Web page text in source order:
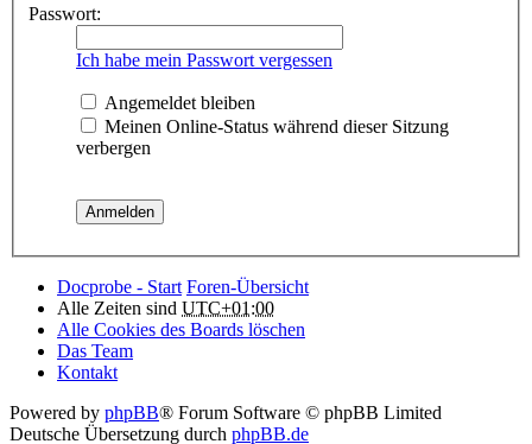
Passwort:
Ich habe mein Passwort vergessen
Angemeldet bleiben
Meinen Online-Status während dieser Sitzung
verbergen
Docprobe - Start Foren-Übersicht
Alle Zeiten sind UTC+01:00
Alle Cookies des Boards löschen
Das Team
Kontakt
Powered by phpBB® Forum Software © phpBB Limited
Deutsche Übersetzung durch phpBB.de